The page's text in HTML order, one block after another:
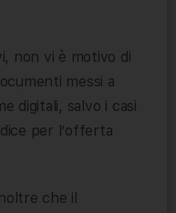
non vi è motivo di
messi a
digitali, salvo i casi
per l’offerta
che il